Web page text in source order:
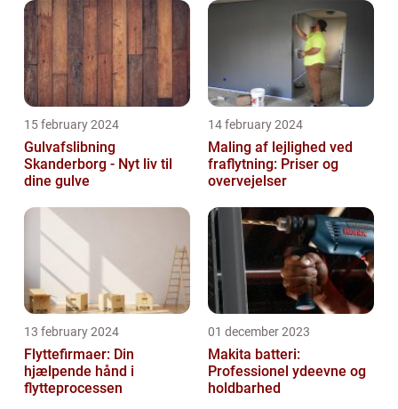
15 february 2024
Gulvafslibning
Skanderborg - Nyt liv til
dine gulve
14 february 2024
Maling af lejlighed ved
fraflytning: Priser og
overvejelser
13 february 2024
Flyttefirmaer: Din
hjælpende hånd i
flytteprocessen
01 december 2023
Makita batteri:
Professionel ydeevne og
holdbarhed